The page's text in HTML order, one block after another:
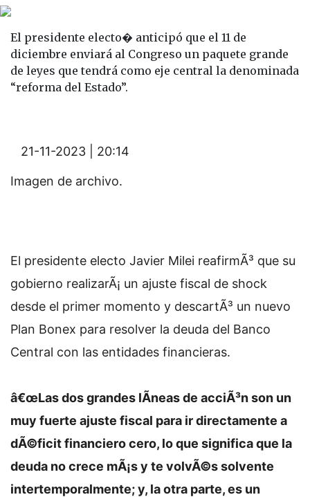
El presidente electo� anticipó que el 11 de
diciembre enviará al Congreso un paquete grande
de leyes que tendrá como eje central la denominada
“reforma del Estado”.
21-11-2023 | 20:14
Imagen de archivo.
El presidente electo Javier Milei reafirmÃ³ que su
gobierno realizarÃ¡ un ajuste fiscal de shock
desde el primer momento y descartÃ³ un nuevo
Plan Bonex para resolver la deuda del Banco
Central con las entidades financieras.
â€œLas dos grandes lÃ­neas de acciÃ³n son un
muy fuerte ajuste fiscal para ir directamente a
dÃ©ficit financiero cero, lo que significa que la
deuda no crece mÃ¡s y te volvÃ©s solvente
intertemporalmente; y, la otra parte, es un